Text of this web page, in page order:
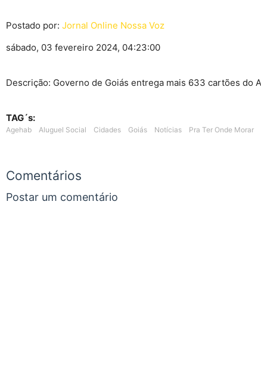
Postado por: Jornal Online Nossa Voz
sábado, 03 fevereiro 2024, 04:23:00
Descrição: Governo de Goiás entrega mais 633 cartões do
TAG´s:
Agehab Aluguel Social Cidades Goiás Notícias Pra Ter Onde Morar
Comentários
Postar um comentário